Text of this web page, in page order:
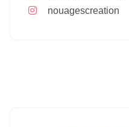
nouagescreation